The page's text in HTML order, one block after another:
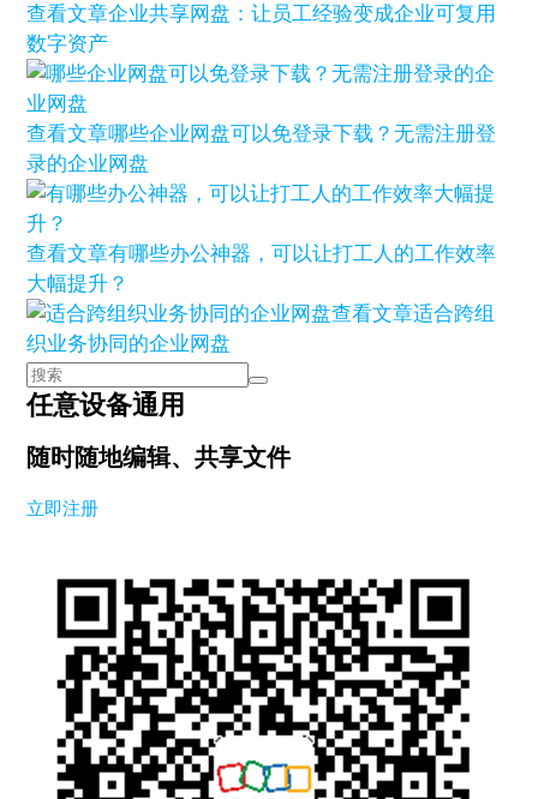
查看文章企业共享网盘：让员工经验变成企业可复用
数字资产
查看文章哪些企业网盘可以免登录下载？无需注册登
录的企业网盘
查看文章有哪些办公神器，可以让打工人的工作效率
大幅提升？
查看文章适合跨组
织业务协同的企业网盘
任意设备通用
随时随地编辑、共享文件
立即注册